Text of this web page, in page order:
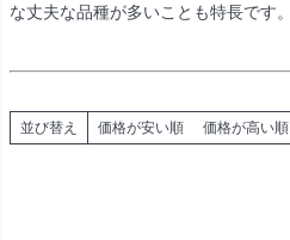
な丈夫な品種が多いことも特長です。
並び替え 価格が安い順 価格が高い順